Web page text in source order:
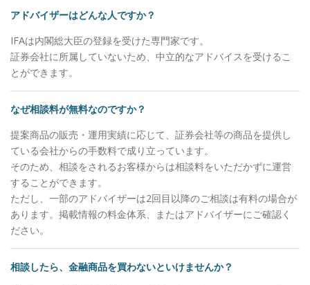
アドバイザーはどんな人ですか？
IFAは内閣総大臣の登録を受けた専門家です。
証券会社に所属していないため、中立的なアドバイスを受けるこ
とができます。
なぜ相談料が無料なのですか？
提案商品の販売・運用実績に応じて、証券会社等の商品を提供し
ている会社からの手数料で成り立っています。
そのため、相談をされるお客様からは相談料をいただかずに運営
することができます。
ただし、一部のアドバイザーは2回目以降のご相談は有料の場合が
あります。掲載情報の料金体系、またはアドバイザーにご確認く
ださい。
相談したら、金融商品を買わないといけませんか？